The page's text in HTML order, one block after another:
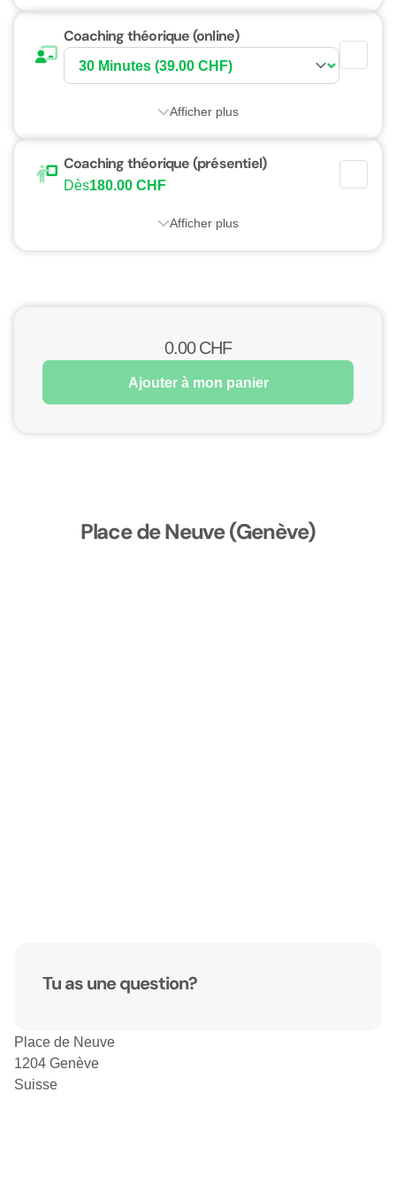
Coaching théorique (online)
Afficher plus
Coaching théorique (présentiel)
Dès180.00 CHF
Afficher plus
0.00CHF
Ajouter à mon panier
Place de Neuve (Genève)
Tu as une question?
Place de Neuve
1204 Genève
Suisse